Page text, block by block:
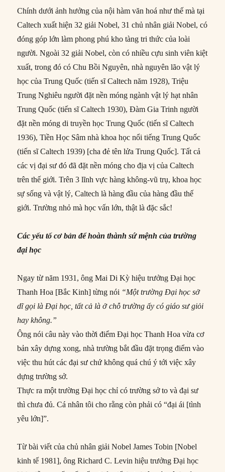
Chính dưới ảnh hưởng của nội hàm văn hoá như thế mà tại
Caltech xuất hiện 32 giải Nobel, 31 chủ nhân giải Nobel, có
đóng góp lớn làm phong phú kho tàng tri thức của loài
người. Ngoài 32 giải Nobel, còn có nhiều cựu sinh viên kiệt
xuất, trong đó có Chu Bồi Nguyên, nhà nguyên lão vật lý
học của Trung Quốc (tiến sĩ Caltech năm 1928), Triệu
Trung Nghiêu người đặt nền móng ngành vật lý hạt nhân
Trung Quốc (tiến sĩ Caltech 1930), Đàm Gia Trinh người
đặt nền móng di truyền học Trung Quốc (tiến sĩ Caltech
1936), Tiền Học Sâm nhà khoa học nổi tiếng Trung Quốc
(tiến sĩ Caltech 1939) [cha đẻ tên lửa Trung Quốc]. Tất cả
các vị đại sư đó đã đặt nền móng cho địa vị của Caltech
trên thế giới. Trên 3 lĩnh vực hàng không-vũ trụ, khoa học
sự sống và vật lý, Caltech là hàng đầu của hàng đầu thế
giới. Trường nhỏ mà học vấn lớn, thật là đặc sắc!
Các yếu tố cơ bản để hoàn thành sứ mệnh của trường
đại học
Ngay từ năm 1931, ông Mai Di Kỳ hiệu trưởng Đại học
Thanh Hoa [Bắc Kinh] từng nói “Một trường Đại học sở
dĩ gọi là Đại học, tất cả là ở chỗ trường ấy có giáo sư giỏi
hay không.”
Ông nói câu này vào thời điểm Đại học Thanh Hoa vừa cơ
bản xây dựng xong, nhà trường bắt đầu đặt trọng điểm vào
việc thu hút các đại sư chứ không quá chú ý tới việc xây
dựng trường sở.
Thực ra một trường Đại học chỉ có trường sở to và đại sư
thì chưa đủ. Cá nhân tôi cho rằng còn phải có “đại ái [tình
yêu lớn]”.
Từ bài viết của chủ nhân giải Nobel James Tobin [Nobel
kinh tế 1981], ông Richard C. Levin hiệu trưởng Đại học